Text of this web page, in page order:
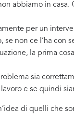
abbiamo in
per un
se non ce l’ha con
la prima
sia
e se quindi
di quelli che